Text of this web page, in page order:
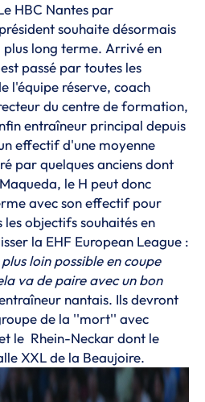
HBC Nantes par
souhaite désormais
long terme. Arrivé en
passé par toutes les
l'équipe réserve, coach
du centre de formation,
entraîneur principal depuis
effectif d'une moyenne
par quelques anciens dont
le H peut donc
avec son effectif pour
objectifs souhaités en
la EHF European League :
loin possible en coupe
va de paire avec un bon
nantais. Ils devront
de la ''mort'' avec
le Rhein-Neckar dont le
XXL de la Beaujoire.